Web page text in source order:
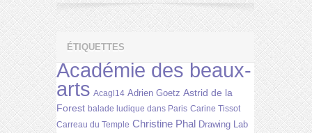
ÉTIQUETTES
Académie des beaux-
arts Acagl14 Adrien Goetz Astrid de la
Forest balade ludique dans Paris Carine Tissot
Carreau du Temple Christine Phal Drawing Lab